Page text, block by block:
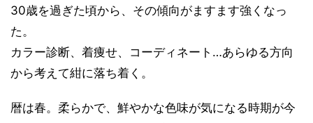
30歳を過ぎた頃から、その傾向がますます強くなっ
た。
カラー診断、着痩せ、コーディネート…あらゆる方向
から考えて紺に落ち着く。
暦は春。柔らかで、鮮やかな色味が気になる時期が今